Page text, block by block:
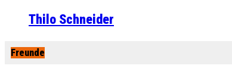
Thilo Schneider
Freunde